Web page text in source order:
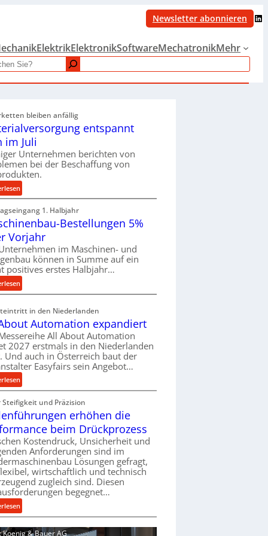
Newsletter abonnieren LinkedIn
ElektrikElektronikSoftwareMechatronikMehr
bleiben anfällig
entspannt
im Juli
Unternehmen berichten von
bei der Beschaffung von
:
M
a
t
r
a
l
v
r
s
o
r
g
u
n
g
e
n
t
p
a
n
n
t
s
i
c
1. Halbjahr
Bestellungen 5%
Vorjahr
im Maschinen- und
können in Summe auf ein
positives erstes Halbjahr…
:
M
c
h
i
n
e
n
a
u
-
B
e
s
t
e
l
l
n
in den Niederlanden
Automation expandiert
All About Automation
2027 erstmals in den Niederlanden
Und auch in Österreich baut der
Easyfairs sein Angebot…
:
A
l
l
b
o
u
t
A
u
t
o
m
Steifigkeit und Präzision
erhöhen die
beim Drückprozess
Kostendruck, Unsicherheit und
Anforderungen sind im
Lösungen gefragt,
wirtschaftlich und technisch
zugleich sind. Diesen
begegnet…
:
R
o
Koenig & Bauer AG